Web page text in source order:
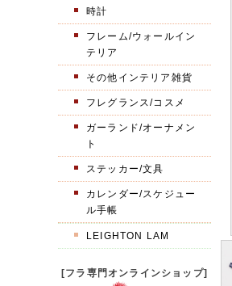
時計
フレーム/ウォールイン
テリア
その他インテリア雑貨
フレグランス/コスメ
ガーランド/オーナメン
ト
ステッカー/文具
カレンダー/スケジュー
ル手帳
LEIGHTON LAM
[フラ専門オンラインショップ]